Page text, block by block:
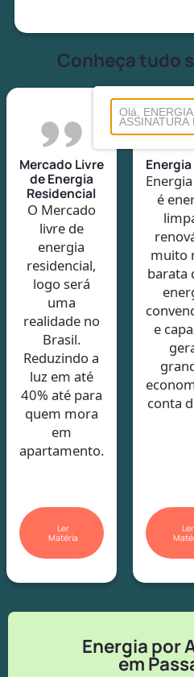
Conheça tudo
Mercado Livre
de Energia
Residencial
O Mercado
livre de
energia
residencial,
logo será
uma
realidade no
Brasil.
Reduzindo a
luz em até
40% até para
quem mora
em
apartamento.
Ler
Matéria
é
muito
barata
e
conta
Ler
Energia por
em